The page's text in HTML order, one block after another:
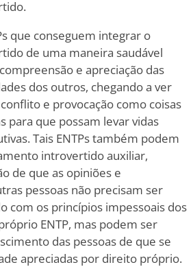
que conseguem integrar o
de uma maneira saudável
e apreciação das
dos outros, chegando a ver
e provocação como coisas
para que possam levar vidas
Tais ENTPs também podem
introvertido auxiliar,
de que as opiniões e
pessoas não precisam ser
com os princípios impessoais dos
ENTP, mas podem ser
das pessoas de que se
apreciadas por direito próprio.